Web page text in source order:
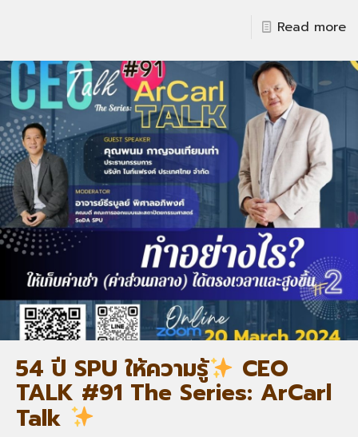
Read more
54 ปี SPU ให้ความรู้ CEO
TALK #91 The Series: ArCarl
Talk